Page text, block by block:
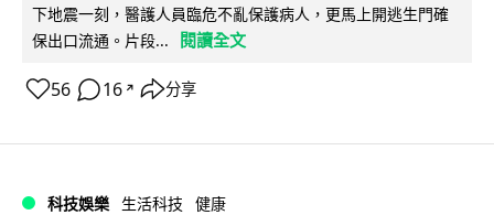
下地震一刻，醫護人員臨危不亂保護病人，更馬上開逃生門確
保出口流通。片段...
閱讀全文
56 16 ↗ 分享
科技娛樂 生活科技 健康